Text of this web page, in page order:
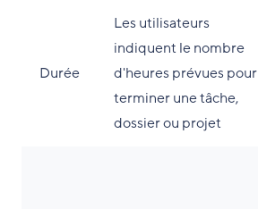
Durée
Les utilisateurs
indiquent le nombre
d'heures prévues pour
terminer une tâche,
dossier ou projet